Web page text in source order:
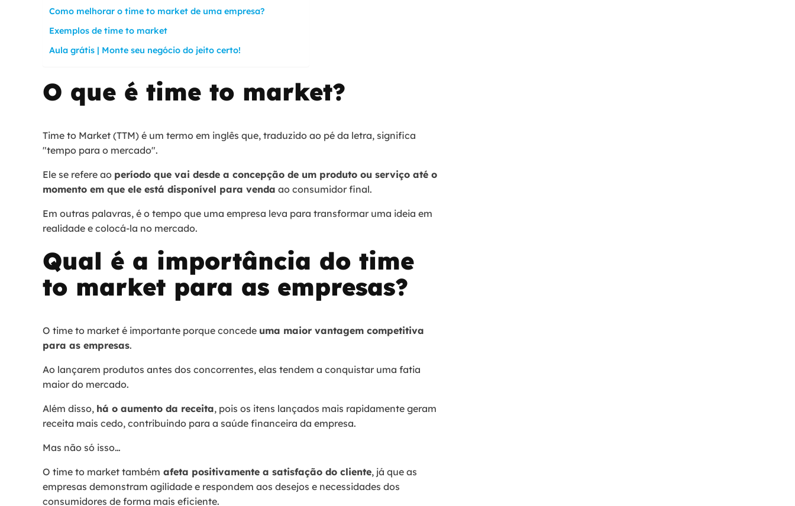
Como melhorar o time to market de uma empresa?
Exemplos de time to market
Aula grátis | Monte seu negócio do jeito certo!
O que é time to market?
Time to Market (TTM) é um termo em inglês que, traduzido ao pé da letra, significa
"tempo para o mercado".
Ele se refere ao período que vai desde a concepção de um produto ou serviço até o
momento em que ele está disponível para venda ao consumidor final.
Em outras palavras, é o tempo que uma empresa leva para transformar uma ideia em
realidade e colocá-la no mercado.
Qual é a importância do time
to market para as empresas?
O time to market é importante porque concede uma maior vantagem competitiva
para as empresas.
Ao lançarem produtos antes dos concorrentes, elas tendem a conquistar uma fatia
maior do mercado.
Além disso, há o aumento da receita, pois os itens lançados mais rapidamente geram
receita mais cedo, contribuindo para a saúde financeira da empresa.
Mas não só isso…
O time to market também afeta positivamente a satisfação do cliente, já que as
empresas demonstram agilidade e respondem aos desejos e necessidades dos
consumidores de forma mais eficiente.